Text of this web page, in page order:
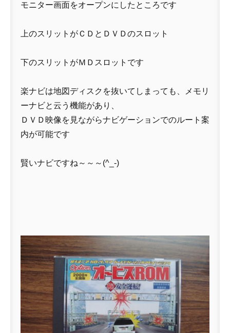
モニター画面をオープンにしたところです
上のスリットがＣＤとＤＶＤのスロット
下のスリットがＭＤスロットです
楽ナビは地図ディスクを抜いてしまっても、メモリ
ーナビと云う機能があり、
ＤＶＤ映像を見ながらナビゲーションでのルート案
内が可能です
賢いナビですね～～～(^_-)